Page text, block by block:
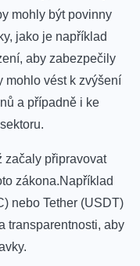
mohly být ​povinny
jako je například⁢
aby ⁢zabezpečily
mohlo vést k zvýšení
a případně‌ i ⁣ke
začaly připravovat
zákona.Například
nebo Tether ⁣(USDT)
transparentnosti, aby